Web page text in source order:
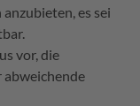
es sei
vor, die
abweichende